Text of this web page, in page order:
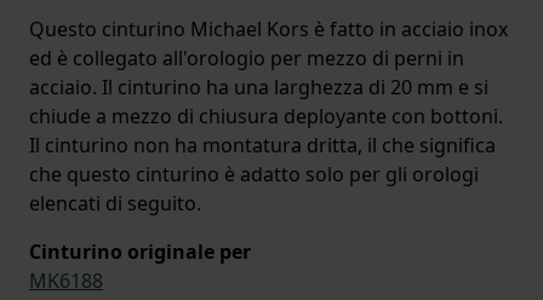
Questo cinturino Michael Kors è fatto in acciaio inox
ed è collegato all'orologio per mezzo di perni in
acciaio. Il cinturino ha una larghezza di 20 mm e si
chiude a mezzo di chiusura deployante con bottoni.
Il cinturino non ha montatura dritta, il che significa
che questo cinturino è adatto solo per gli orologi
elencati di seguito.
Cinturino originale per
MK6188